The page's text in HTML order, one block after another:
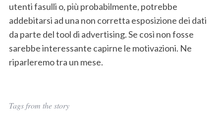
utenti fasulli o, più probabilmente, potrebbe
addebitarsi ad una non corretta esposizione dei dati
da parte del tool di advertising. Se così non fosse
sarebbe interessante capirne le motivazioni. Ne
riparleremo tra un mese.
Tags from the story